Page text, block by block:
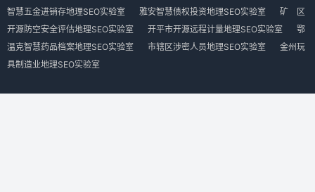
智慧五金进销存地理SEO实验室
雅安智慧债权投资地理SEO实验室
矿 区
开源防空安全评估地理SEO实验室
开平市开源远程计量地理SEO实验室
鄂
温克智慧药品档案地理SEO实验室
市辖区涉密人员地理SEO实验室
金州玩
具制造业地理SEO实验室